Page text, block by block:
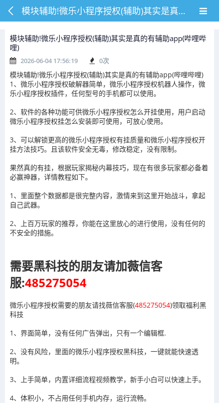
模块辅助!微乐小程序授权(辅助)其实是真的有辅助app(哔哩哔哩)
模块辅助!微乐小程序授权(辅助)其实是真的有辅助app(哔哩哔
哩)
2026-06-04 17:56:19 0次
模块辅助!微乐小程序授权(辅助)其实是真的有辅助app(哔哩哔哩)
1、微乐小程序授权破解器简单，微乐小程序授权机器人操作，微
乐小程序授权插件，任何型号的手机都可以使用。
2、软件的各种功能可供微乐小程序授权怎么开挂使用，用户启动
微乐小程序授权挂怎么安装即可使用，可放心使用。
3、可以解锁更高的微乐小程序授权有挂质量和微乐小程序授权开
挂方法技巧。且该软件安全无毒，修改稳定，没有限制。
果然真的有挂，根据玩家揭秘内幕技巧，现在有很多玩家都必备着
必赢神器，详情教程如下。
1、里面整个数据都是很完整内容，激情来到这里开始战斗，拿起
自己武器。
2、上百万玩家的推荐，你能在这里放心的进行使用，没有任何的
不安全的措施。
需要黑科技的朋友请加薇信客
服:485275054
微乐小程序授权需要的朋友请找薇信客服(485275054)领取福利黑
科技
1、界面简单，没有任何广告弹出，只有一个编辑框.
2、没有风险，里面的微乐小程序授权黑科技，一键就能快速透
明。
3、上手简单，内置详细流程视频教学，新手小白可以快速上手。
4、体积小，不占用任何手机内存，运行流畅。